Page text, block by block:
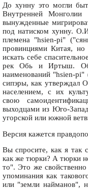
До хунну это могли
Внутренней
вынужденные
под натиском хунну.
племена "hsien-pi"
провинциями Китая,
искать себе
рек Обь и Иртыш.
наименований "hsien-
сипэры, как утверждал
населением, с их
свою
выходцами из Юго-
угорской или южной
Версия кажется
Вы спросите, как я так
как же тюрки? А тюрки
то". Это же
упоминания как
или "земли найманов",